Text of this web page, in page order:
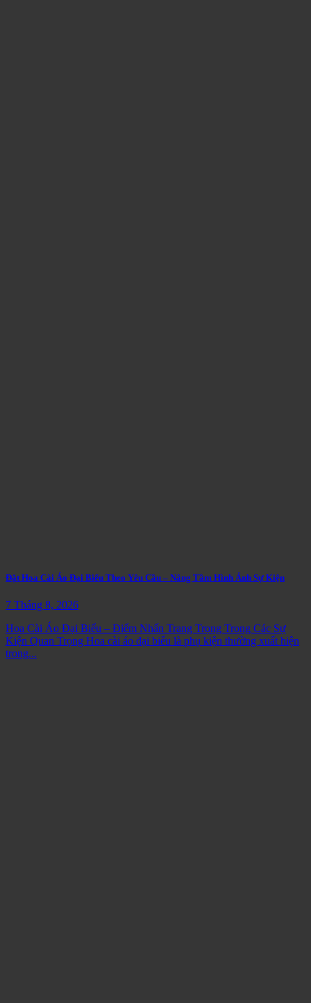
Đặt Hoa Cài Áo Đại Biểu Theo Yêu Cầu – Nâng Tầm Hình Ảnh Sự Kiện
7 Tháng 8, 2026
Hoa Cài Áo Đại Biểu – Điểm Nhấn Trang Trọng Trong Các Sự
Kiện Quan Trọng Hoa cài áo đại biểu là phụ kiện thường xuất hiện
trong...